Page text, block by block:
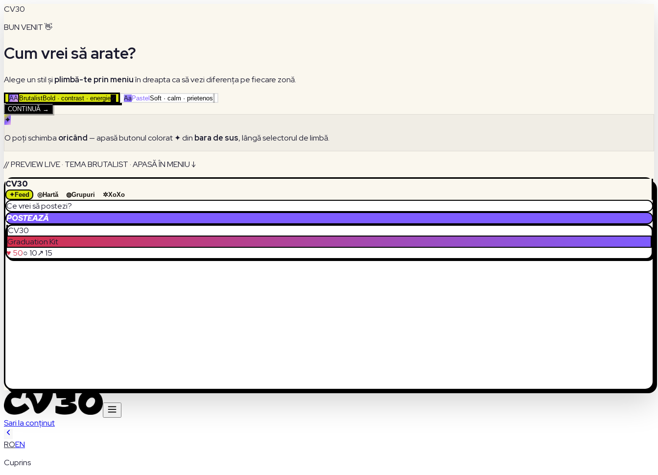
CV30
BUN VENIT 👋
Cum vrei să arate?
Alege un stil și plimbă-te prin meniuîn dreapta ca să vezi diferența pe fiecare zonă.
AA BrutalistBold · contrast · energie✓ AaPastel Soft · calm · prietenos
CONTINUĂ →
✦
O poți schimba oricând — apasă butonul colorat ✦ din bara de sus, lângă selectorul de limbă.
// PREVIEW LIVE · TEMA BRUTALIST · APASĂ ÎN MENIU ↓
CV30
✦ Feed ◎Hartă ◍Grupuri ✲XoXo
Ce vrei să postezi?
POSTEAZĂ
CV30
Graduation Kit
♥ 50○ 10↗ 15
Sari la conținut
ROEN
Cuprins